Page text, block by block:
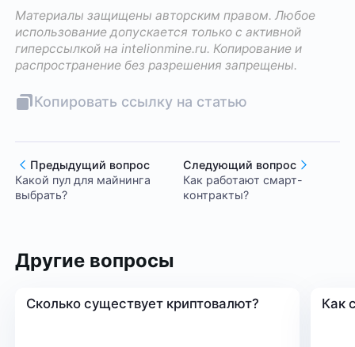
Материалы защищены авторским правом. Любое
использование допускается только с активной
гиперссылкой наintelionmine.ru. Копирование и
распространение без разрешения запрещены.
Копировать ссылку на статью
Предыдущий вопрос
Какой пул для майнинга
выбрать?
Следующий вопрос
Как работают смарт-
контракты?
Другие вопросы
Сколько существует криптовалют? Как